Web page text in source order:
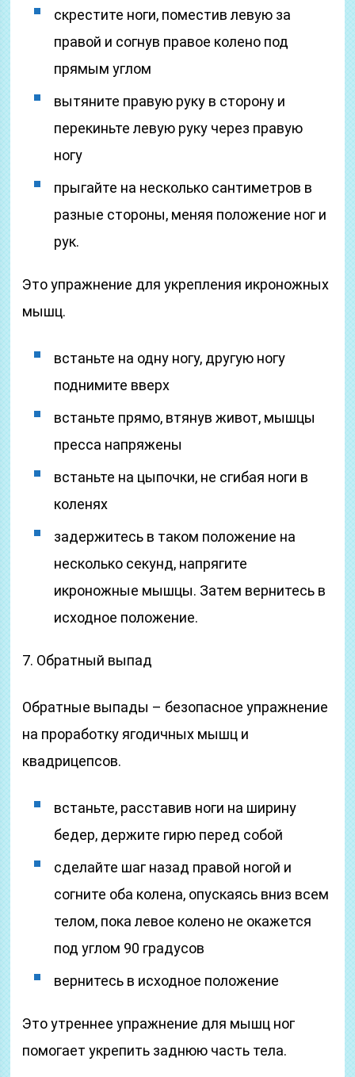
скрестите ноги, поместив левую за
правой и согнув правое колено под
прямым углом
вытяните правую руку в сторону и
перекиньте левую руку через правую
ногу
прыгайте на несколько сантиметров в
разные стороны, меняя положение ног и
рук.
Это упражнение для укрепления икроножных
мышц.
встаньте на одну ногу, другую ногу
поднимите вверх
встаньте прямо, втянув живот, мышцы
пресса напряжены
встаньте на цыпочки, не сгибая ноги в
коленях
задержитесь в таком положение на
несколько секунд, напрягите
икроножные мышцы. Затем вернитесь в
исходное положение.
7. Обратный выпад
Обратные выпады – безопасное упражнение
на проработку ягодичных мышц и
квадрицепсов.
встаньте, расставив ноги на ширину
бедер, держите гирю перед собой
сделайте шаг назад правой ногой и
согните оба колена, опускаясь вниз всем
телом, пока левое колено не окажется
под углом 90 градусов
вернитесь в исходное положение
Это утреннее упражнение для мышц ног
помогает укрепить заднюю часть тела.